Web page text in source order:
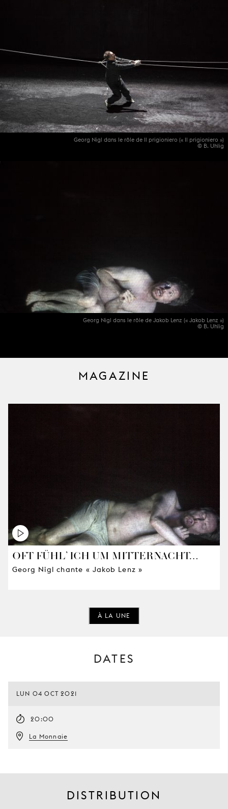
Georg Nigl dans le rôle de Il prigioniero (« Il prigioniero »)
© B. Uhlig
Georg Nigl dans le rôle de Jakob Lenz (« Jakob Lenz »)
© B. Uhlig
MAGAZINE
OFT FÜHL’ ICH UM MITTERNACHT…
Georg Nigl chante « Jakob Lenz »
À LA UNE
DATES
LUN 04 OCT 2021
20:00
La Monnaie
DISTRIBUTION